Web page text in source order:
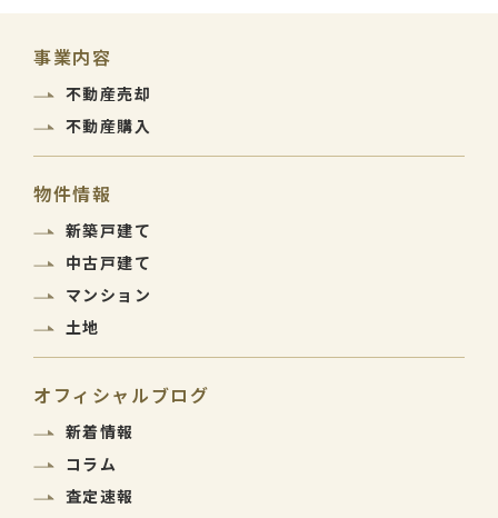
事業内容
不動産売却
不動産購入
物件情報
新築戸建て
中古戸建て
マンション
土地
オフィシャルブログ
新着情報
コラム
査定速報